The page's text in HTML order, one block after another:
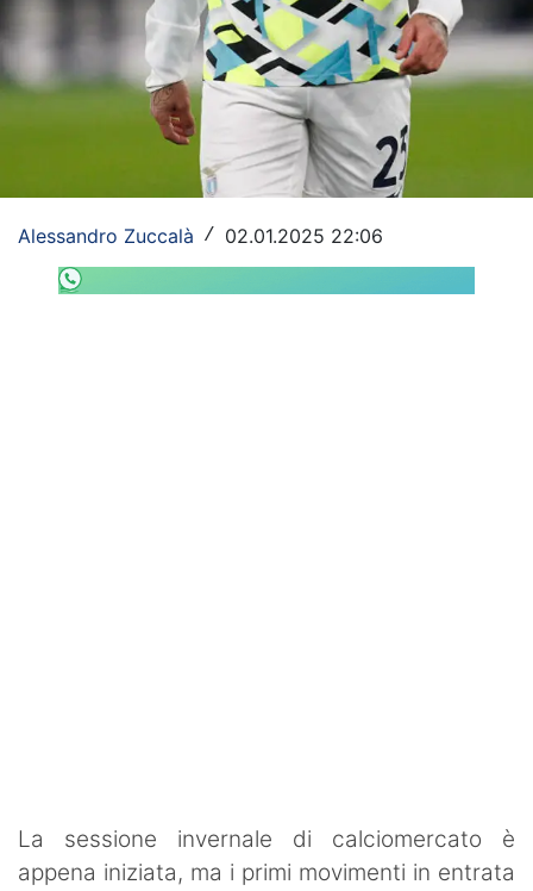
SHOP LAZIO
Alessandro Zuccalà / 02.01.2025 22:06
La sessione invernale di calciomercato è
appena iniziata, ma i primi movimenti in entrata